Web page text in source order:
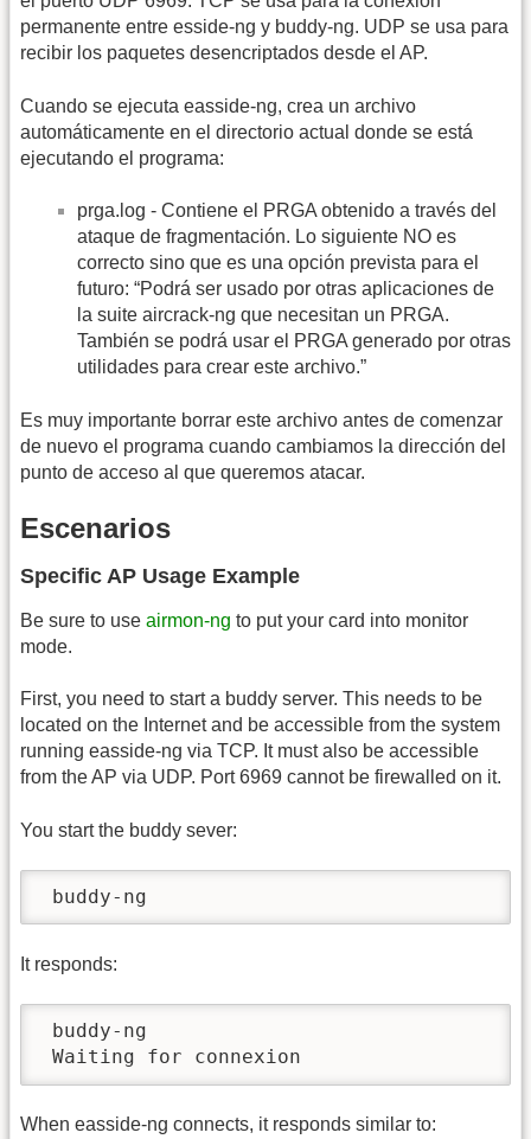
permanente entre esside-ng y buddy-ng. UDP se usa para
recibir los paquetes desencriptados desde el AP.
Cuando se ejecuta easside-ng, crea un archivo
automáticamente en el directorio actual donde se está
ejecutando el programa:
prga.log - Contiene el PRGA obtenido a través del
ataque de fragmentación. Lo siguiente NO es
correcto sino que es una opción prevista para el
futuro: “Podrá ser usado por otras aplicaciones de
la suite aircrack-ng que necesitan un PRGA.
También se podrá usar el PRGA generado por otras
utilidades para crear este archivo.”
Es muy importante borrar este archivo antes de comenzar
de nuevo el programa cuando cambiamos la dirección del
punto de acceso al que queremos atacar.
Escenarios
Specific AP Usage Example
Be sure to use airmon-ng to put your card into monitor
mode.
First, you need to start a buddy server. This needs to be
located on the Internet and be accessible from the system
running easside-ng via TCP. It must also be accessible
from the AP via UDP. Port 6969 cannot be firewalled on it.
You start the buddy sever:
buddy-ng
It responds:
buddy-ng
Waiting for connexion
When easside-ng connects, it responds similar to: